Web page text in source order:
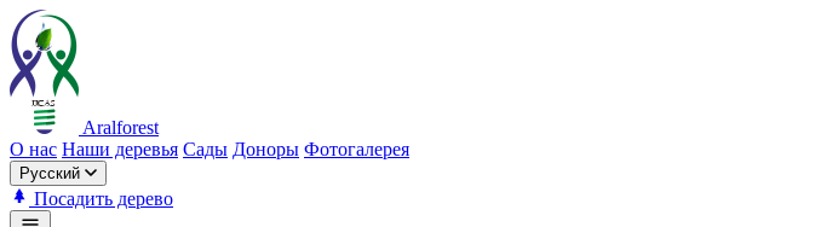
Aralforest
О нас Наши деревья Сады Доноры Фотогалерея
Русский
Посадить дерево